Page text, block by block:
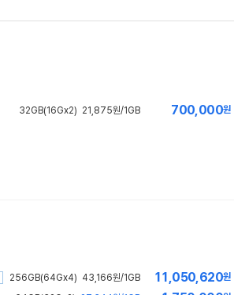
700,000원
32GB(16Gx2) 21,875원/1GB
11,050,620원
256GB(64Gx4) 43,166원/1GB